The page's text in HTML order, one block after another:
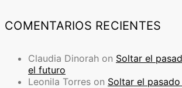
COMENTARIOS RECIENTES
Claudia Dinorah on Soltar el
el futuro
Leonila Torres on Soltar el